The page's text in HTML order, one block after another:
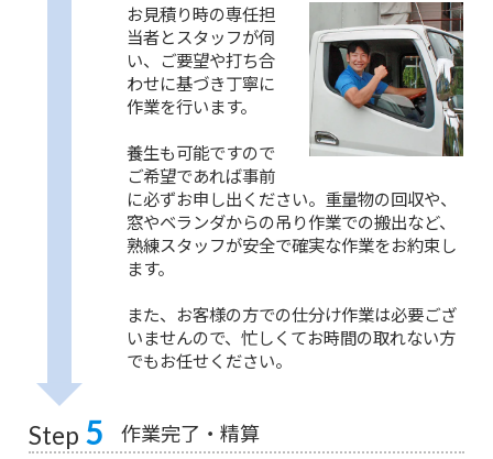
お見積り時の専任担
当者とスタッフが伺
い、ご要望や打ち合
わせに基づき丁寧に
作業を行います。
養生も可能ですので
ご希望であれば事前
に必ずお申し出ください。重量物の回収や、
窓やベランダからの吊り作業での搬出など、
熟練スタッフが安全で確実な作業をお約束し
ます。
また、お客様の方での仕分け作業は必要ござ
いませんので、忙しくてお時間の取れない方
でもお任せください。
Step 5 作業完了・精算